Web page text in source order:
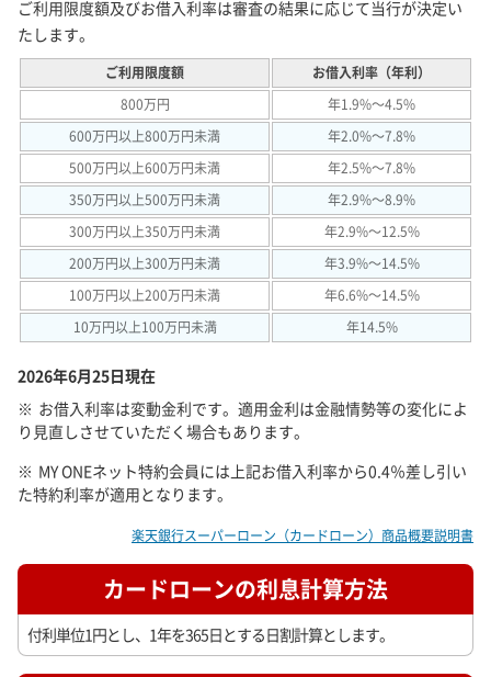
ご利用限度額及びお借入利率は審査の結果に応じて当行が決定い
たします。
ご利用限度額
お借入利率（年利）
800万円
年1.9%～4.5%
600万円以上800万円未満
年2.0%～7.8%
500万円以上600万円未満
年2.5%～7.8%
350万円以上500万円未満
年2.9%～8.9%
300万円以上350万円未満
年2.9%～12.5%
200万円以上300万円未満
年3.9%～14.5%
100万円以上200万円未満
年6.6%～14.5%
10万円以上100万円未満
年14.5%
2026年6月25日現在
お借入利率は変動金利です。適用金利は金融情勢等の変化によ
り見直しさせていただく場合もあります。
MY ONEネット特約会員には上記お借入利率から0.4％差し引い
た特約利率が適用となります。
楽天銀行スーパーローン（カードローン）商品概要説明書
カードローンの利息計算方法
付利単位1円とし、1年を365日とする日割計算とします。